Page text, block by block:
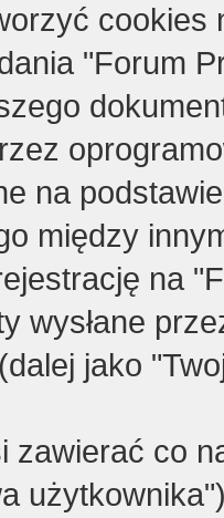
cookies
"Forum
na
między
na
wysłane
jako
zawierać co